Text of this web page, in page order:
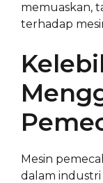
memuaskan,
terhadap
Mesin
dalam